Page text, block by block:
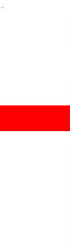
Ga naar de
Ga naar het
Ga naar het